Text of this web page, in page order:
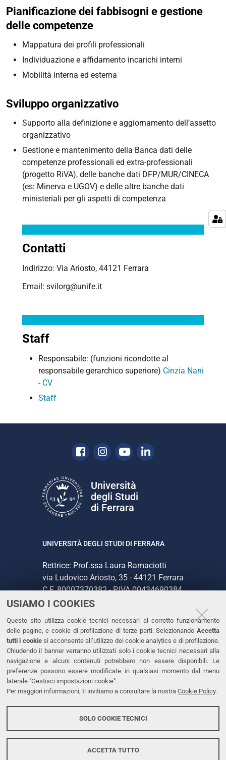
USIAMO I COOKIES
Questo sito utilizza cookie tecnici necessari al corretto funzionamento
delle pagine, e cookie di profilazione di terze parti. Selezionando Accetta
tutti i cookiesi acconsente all’utilizzo dei cookie analytics e di profilazione.
Chiudendo il banner verranno utilizzati solo i cookie tecnici necessari alla
navigazione e alcuni contenuti potrebbero non essere disponibili. Le
preferenze possono essere modificate in qualsiasi momento dal menu
laterale "Gestisci impostazioni cookie".
Per maggiori informazioni, ti invitiamo a consultare la nostra Cookie Policy.
SOLO COOKIE TECNICI
ACCETTA TUTTO
Pianificazione dei fabbisogni e gestione
delle competenze
Mappatura dei profili professionali
Individuazione e affidamento incarichi interni
Mobilità interna ed esterna
Sviluppo organizzativo
Supporto alla definizione e aggiornamento dell’assetto
organizzativo
Gestione e mantenimento della Banca dati delle
competenze professionali ed extra-professionali
(progetto RiVA), delle banche dati DFP/MUR/CINECA
(es: Minerva e UGOV) e delle altre banche dati
ministeriali per gli aspetti di competenza
Contatti
Indirizzo: Via Ariosto, 44121 Ferrara
Email: svilorg@unife.it
Staff
Responsabile: (funzioni ricondotte al
responsabile gerarchico superiore) Cinzia Nani
- CV
Staff
Facebook
Instagram
YoutubeLinkedin
Università
degli Studi
di Ferrara
UNIVERSITÀ DEGLI STUDI DI FERRARA
Rettrice: Prof.ssa Laura Ramaciotti
via Ludovico Ariosto, 35 - 44121 Ferrara
C.F. 80007370382 - P.IVA 00434690384
CONTATTI
Tel. +39 0532 293111
Fax. +39 0532 293031
PEC
LINKS
Accessibilità
Protezione dati personali